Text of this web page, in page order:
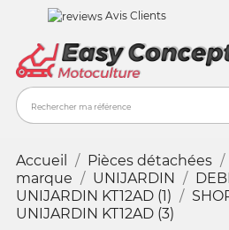
Avis Clients
Accueil Pièces détachées
marque
UNIJARDIN
UNIJARDIN KT12AD (1)
UNIJARDIN KT12AD (3)